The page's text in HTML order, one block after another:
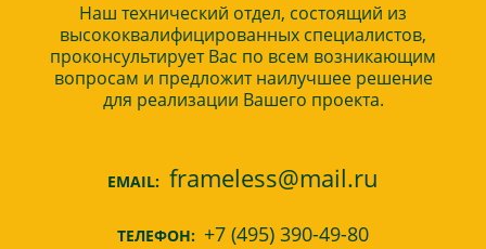
Наш технический отдел, состоящий из
высококвалифицированных специалистов,
проконсультирует Вас по всем возникающим
вопросам и предложит наилучшее решение
для реализации Вашего проекта.
EMAIL: frameless@mail.ru
ТЕЛЕФОН: +7 (495) 390-49-80